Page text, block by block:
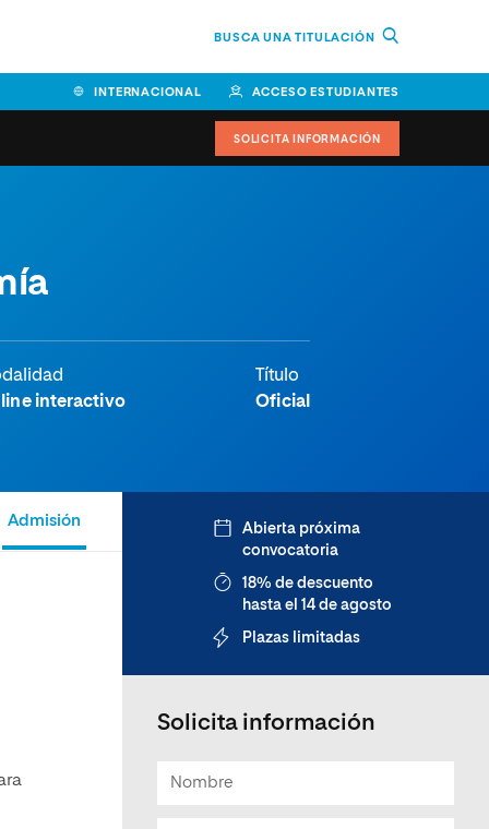
BUSCA UNA TITULACIÓN
INTERNACIONAL ACCESO ESTUDIANTES
Educación y Humanidades
Facultad de Economía y
Facultad de Artes y Ciencias
SOLICITA INFORMACIÓN
interactivo
Título
Oficial
Admisión
Abierta próxima
convocatoria
18% de descuento
hasta el 14 de agosto
Plazas limitadas
Solicita información